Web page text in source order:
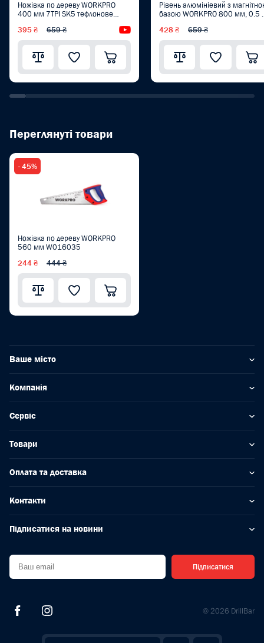
Ножівка по дереву WORKPRO
400 мм 7TPI SK5 тефлонове
395 ₴ 659 ₴ Відеоогляд
Рівень алюмініевий з
базою WORKPRO 800 мм, 0.5
428 ₴ 659 ₴
Переглянуті товари
- 45%
Ножівка по дереву WORKPRO
560 мм W016035
244 ₴ 444 ₴
Ваше місто
Компанія
Сервіс
Товари
Оплата та доставка
Контакти
Підписатися на новини
Підписатися
© 2026 DrillBar